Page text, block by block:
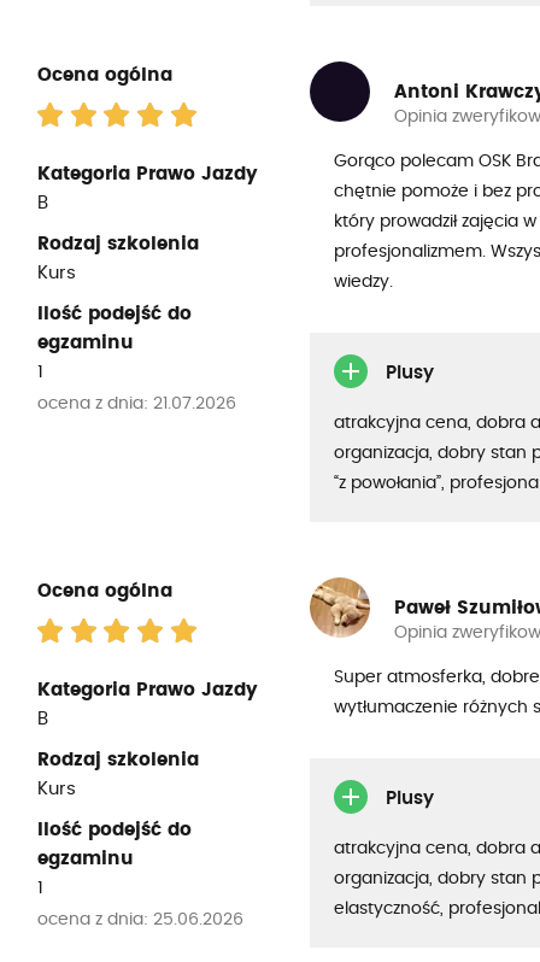
Ocena ogólna
Kategoria Prawo Jazdy
B
Rodzaj szkolenia
Kurs
Ilość podejść do
egzaminu
1
ocena z dnia: 21.07.2026
Antoni
Opinia
Gorąco polecam OSK
chętnie pomoże i bez
który prowadził zajęcia
profesjonalizmem.
wiedzy.
Plusy
atrakcyjna cena, dobra
organizacja, dobry stan
“z powołania”,
Ocena ogólna
Kategoria Prawo Jazdy
B
Rodzaj szkolenia
Kurs
Ilość podejść do
egzaminu
1
ocena z dnia: 25.06.2026
Paweł
Opinia
Super atmosferka,
wytłumaczenie różnych
Plusy
atrakcyjna cena, dobra
organizacja, dobry stan
elastyczność,